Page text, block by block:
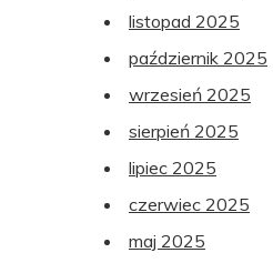
listopad 2025
październik 2025
wrzesień 2025
sierpień 2025
lipiec 2025
czerwiec 2025
maj 2025